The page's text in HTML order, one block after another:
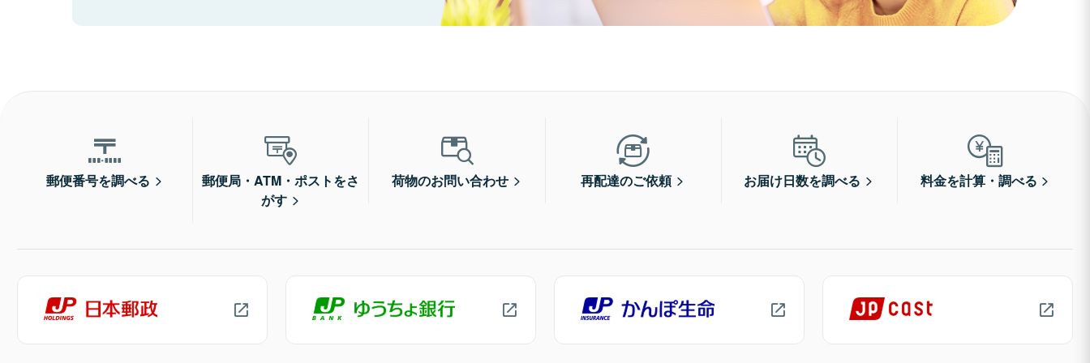
郵便番号を調べる
郵便局・ATM・ポストをさ
がす
荷物のお問い合わせ 再配達のご依頼 お届け日数を調べる 料金を計算・調べる